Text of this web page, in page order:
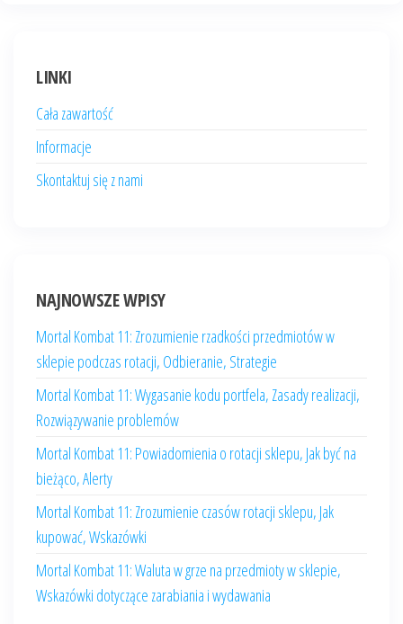
LINKI
Cała zawartość
Informacje
Skontaktuj się z nami
NAJNOWSZE WPISY
Mortal Kombat 11: Zrozumienie rzadkości przedmiotów w
sklepie podczas rotacji, Odbieranie, Strategie
Mortal Kombat 11: Wygasanie kodu portfela, Zasady realizacji,
Rozwiązywanie problemów
Mortal Kombat 11: Powiadomienia o rotacji sklepu, Jak być na
bieżąco, Alerty
Mortal Kombat 11: Zrozumienie czasów rotacji sklepu, Jak
kupować, Wskazówki
Mortal Kombat 11: Waluta w grze na przedmioty w sklepie,
Wskazówki dotyczące zarabiania i wydawania